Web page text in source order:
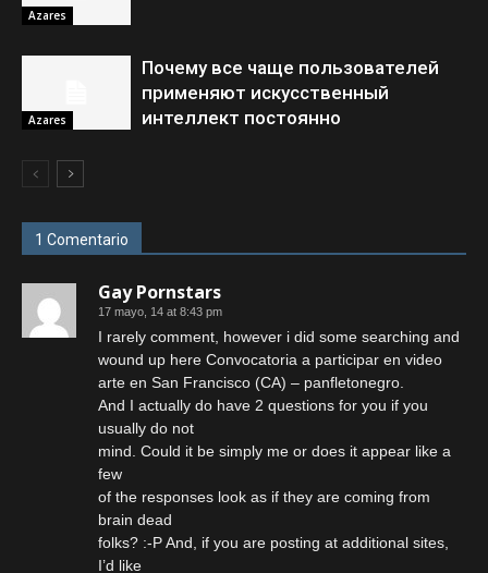
Azares
Azares
Почему все чаще пользователей
применяют искусственный
интеллект постоянно
1 Comentario
Gay Pornstars
17 mayo, 14 at 8:43 pm
I rarely comment, however i did some searching and
wound up here Convocatoria a participar en video
arte en San Francisco (CA) – panfletonegro.
And I actually do have 2 questions for you if you
usually do not
mind. Could it be simply me or does it appear like a
few
of the responses look as if they are coming from
brain dead
folks? :-P And, if you are posting at additional sites,
I’d like